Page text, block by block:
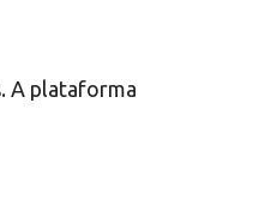
A plataforma